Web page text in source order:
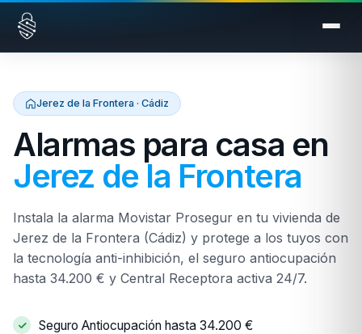
Saltar al contenido
Jerez de la Frontera · Cádiz
Alarmas para casa en
Jerez de la Frontera
Instala la alarma Movistar Prosegur en tu vivienda de
Jerez de la Frontera (Cádiz) y protege a los tuyos con
la tecnología anti-inhibición, el seguro antiocupación
hasta 34.200 € y Central Receptora activa 24/7.
Seguro Antiocupación hasta 34.200 €